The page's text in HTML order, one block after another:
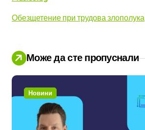
Обезщетение при трудова злополука
Може да сте пропуснали
Новини